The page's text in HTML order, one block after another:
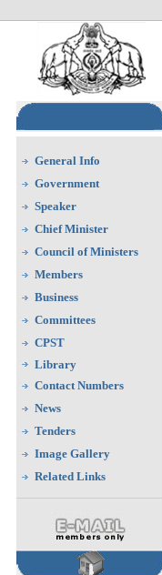
General Info
Government
Speaker
Chief Minister
Council of Ministers
Members
Business
Committees
CPST
Library
Contact Numbers
News
Tenders
Image Gallery
Related Links